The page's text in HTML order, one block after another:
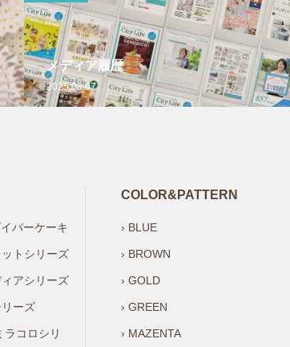
メディア履歴
2025.08.07
パーケーキ
トシリーズ
アシリーズ
ーズ
ラコロシリ
COLOR&PATTERN
› BLUE
› BROWN
› GOLD
› GREEN
› MAZENTA